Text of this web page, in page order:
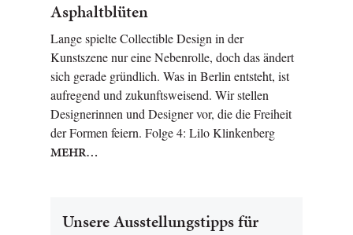
Asphaltblüten
Lange spielte Collectible Design in der
Kunstszene nur eine Nebenrolle, doch das ändert
sich gerade gründlich. Was in Berlin entsteht, ist
aufregend und zukunftsweisend. Wir stellen
Designerinnen und Designer vor, die die Freiheit
der Formen feiern. Folge 4: Lilo Klinkenberg
MEHR…
Unsere Ausstellungstipps für